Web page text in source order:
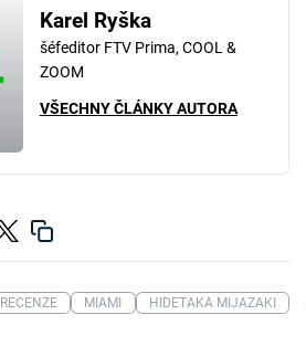
Karel Ryška
šéfeditor FTV Prima, COOL &
ZOOM
VŠECHNY ČLÁNKY AUTORA
RECENZE MIAMI HIDETAKA MIJAZAKI